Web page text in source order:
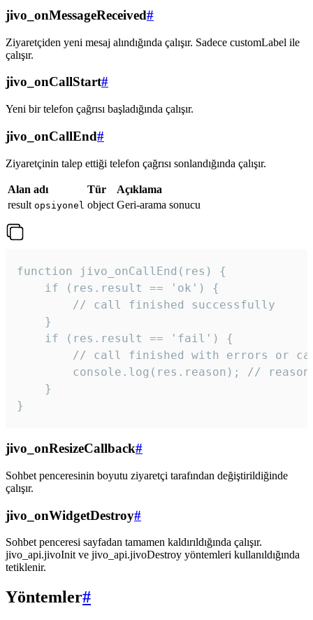
jivo_onMessageReceived#
Ziyaretçiden yeni mesaj alındığında çalışır. Sadece customLabel ile
çalışır.
jivo_onCallStart#
Yeni bir telefon çağrısı başladığında çalışır.
jivo_onCallEnd#
Ziyaretçinin talep ettiği telefon çağrısı sonlandığında çalışır.
Alan adı Tür
Açıklama
result opsiyonel object Geri-arama sonucu
function jivo_onCallEnd(res) {
    if (res.result == 'ok') {
        // call finished successfully
    }
    if (res.result == 'fail') {
// call finished with errors or
console.log(res.reason); //
    }
}
jivo_onResizeCallback#
Sohbet penceresinin boyutu ziyaretçi tarafından değiştirildiğinde
çalışır.
jivo_onWidgetDestroy#
Sohbet penceresi sayfadan tamamen kaldırıldığında çalışır.
jivo_api.jivoInit ve jivo_api.jivoDestroy yöntemleri kullanıldığında
tetiklenir.
Yöntemler#